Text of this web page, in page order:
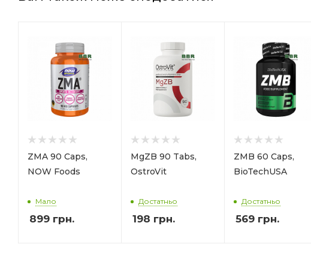
ZMA 90 Caps,
NOW Foods
Мало
899 грн.
MgZB 90 Tabs,
OstroVit
Достатньо
198 грн.
ZMB 60 Caps,
BioTechUSA
Достатньо
569 грн.